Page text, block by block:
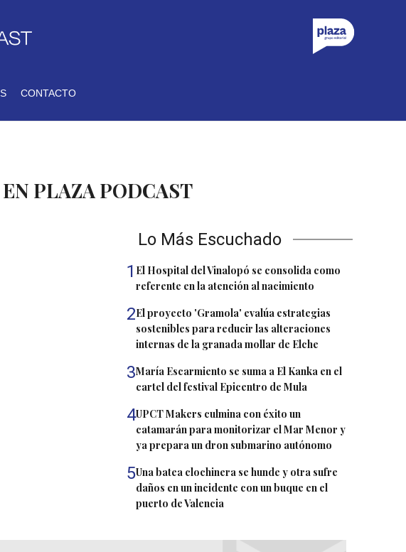
CONTACTO
PLAZA PODCAST
Lo Más Escuchado
1 El Hospital del Vinalopó se consolida como
referente en la atención al nacimiento
2El proyecto 'Gramola' evalúa estrategias
sostenibles para reducir las alteraciones
internas de la granada mollar de Elche
3María Escarmiento se suma a El Kanka en el
cartel del festival Epicentro de Mula
4UPCT Makers culmina con éxito un
catamarán para monitorizar el Mar Menor y
ya prepara un dron submarino autónomo
5Una batea clochinera se hunde y otra sufre
daños en un incidente con un buque en el
puerto de Valencia